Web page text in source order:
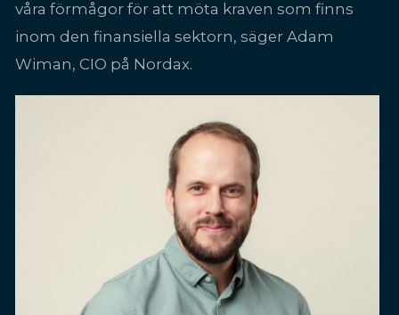
våra förmågor för att möta kraven som finns
inom den finansiella sektorn, säger Adam
Wiman, CIO på Nordax.